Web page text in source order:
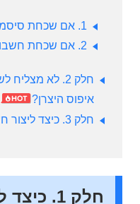
1. אם שכחת סיסמה
2. אם שכחת חשבון
איפוס היצרן?
חלק 3. כיצד ליצור חשבון גוגל חדש
חלק 1.